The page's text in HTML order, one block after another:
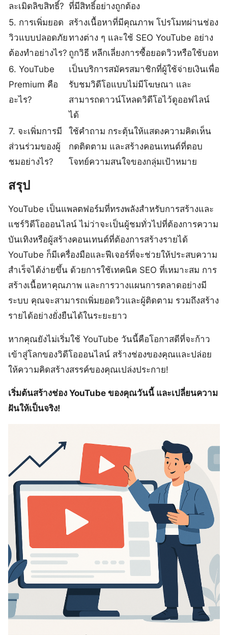
ละเมิดลิขสิทธิ์? ที่มีสิทธิ์อย่างถูกต้อง
5. การเพิ่มยอด
วิวแบบปลอดภัย
ต้องทำอย่างไร?
สร้างเนื้อหาที่มีคุณภาพ โปรโมทผ่านช่อง
ทางต่าง ๆ และใช้ SEO YouTube อย่าง
ถูกวิธี หลีกเลี่ยงการซื้อยอดวิวหรือใช้บอท
6. YouTube
Premium คือ
อะไร?
เป็นบริการสมัครสมาชิกที่ผู้ใช้จ่ายเงินเพื่อ
รับชมวิดีโอแบบไม่มีโฆษณา และ
สามารถดาวน์โหลดวิดีโอไว้ดูออฟไลน์
ได้
7. จะเพิ่มการมี
ส่วนร่วมของผู้
ชมอย่างไร?
ใช้คำถาม กระตุ้นให้แสดงความคิดเห็น
กดติดตาม และสร้างคอนเทนต์ที่ตอบ
โจทย์ความสนใจของกลุ่มเป้าหมาย
สรุป
YouTube เป็นแพลตฟอร์มที่ทรงพลังสำหรับการสร้างและ
แชร์วิดีโอออนไลน์ ไม่ว่าจะเป็นผู้ชมทั่วไปที่ต้องการความ
บันเทิงหรือผู้สร้างคอนเทนต์ที่ต้องการสร้างรายได้
YouTube ก็มีเครื่องมือและฟีเจอร์ที่จะช่วยให้ประสบความ
สำเร็จได้ง่ายขึ้น ด้วยการใช้เทคนิค SEO ที่เหมาะสม การ
สร้างเนื้อหาคุณภาพ และการวางแผนการตลาดอย่างมี
ระบบ คุณจะสามารถเพิ่มยอดวิวและผู้ติดตาม รวมถึงสร้าง
รายได้อย่างยั่งยืนได้ในระยะยาว
หากคุณยังไม่เริ่มใช้ YouTube วันนี้คือโอกาสดีที่จะก้าว
เข้าสู่โลกของวิดีโอออนไลน์ สร้างช่องของคุณและปล่อย
ให้ความคิดสร้างสรรค์ของคุณเปล่งประกาย!
เริ่มต้นสร้างช่อง YouTube ของคุณวันนี้ และเปลี่ยนความ
ฝันให้เป็นจริง!